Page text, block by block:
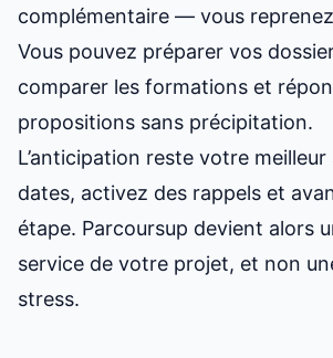
complémentaire — vous
Vous pouvez préparer vos
comparer les formations et
propositions sans précipitation.
L’anticipation reste votre
dates, activez des rappels et
étape. Parcoursup devient alors
service de votre projet, et non
stress.